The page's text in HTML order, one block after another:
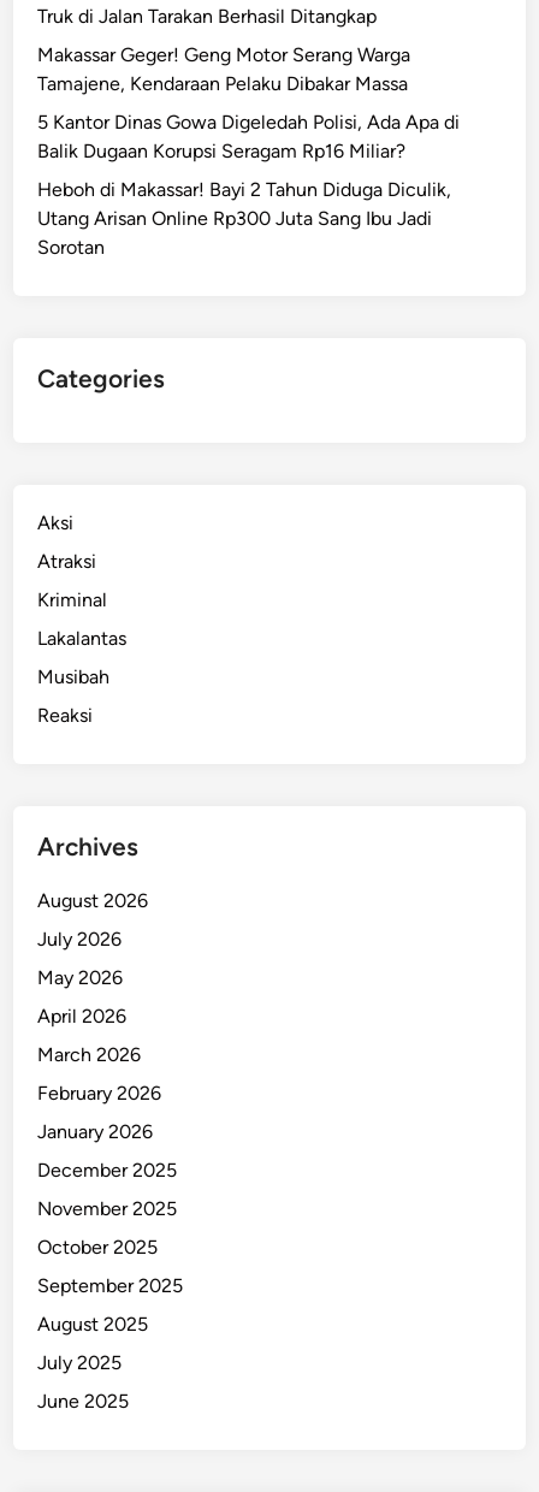
Truk di Jalan Tarakan Berhasil Ditangkap
Makassar Geger! Geng Motor Serang Warga
Tamajene, Kendaraan Pelaku Dibakar Massa
5 Kantor Dinas Gowa Digeledah Polisi, Ada Apa di
Balik Dugaan Korupsi Seragam Rp16 Miliar?
Heboh di Makassar! Bayi 2 Tahun Diduga Diculik,
Utang Arisan Online Rp300 Juta Sang Ibu Jadi
Sorotan
Categories
Aksi
Atraksi
Kriminal
Lakalantas
Musibah
Reaksi
Archives
August 2026
July 2026
May 2026
April 2026
March 2026
February 2026
January 2026
December 2025
November 2025
October 2025
September 2025
August 2025
July 2025
June 2025